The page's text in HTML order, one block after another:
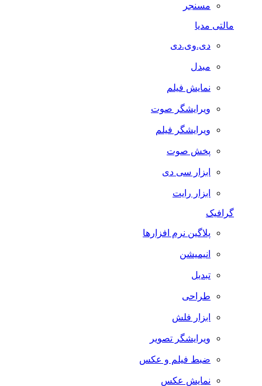
مسنجر
مالتی مدیا
دی.وی.دی
مبدل
نمایش فیلم
ویرایشگر صوت
ویرایشگر فیلم
پخش صوت
ابزار سی دی
ابزار رایت
گرافیک
پلاگین نرم افزارها
انیمیشن
تبدیل
طراحی
ابزار فلش
ویرایشگر تصویر
ضبط فيلم و عكس
نمایش عکس